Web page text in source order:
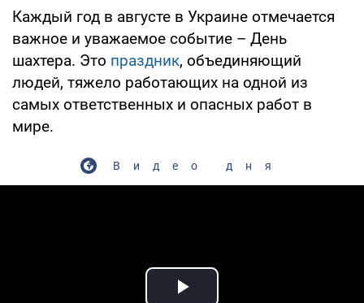
Каждый год в августе в Украине отмечается
важное и уважаемое событие – День
шахтера. Это праздник, объединяющий
людей, тяжело работающих на одной из
самых ответственных и опасных работ в
мире.
Видео дня